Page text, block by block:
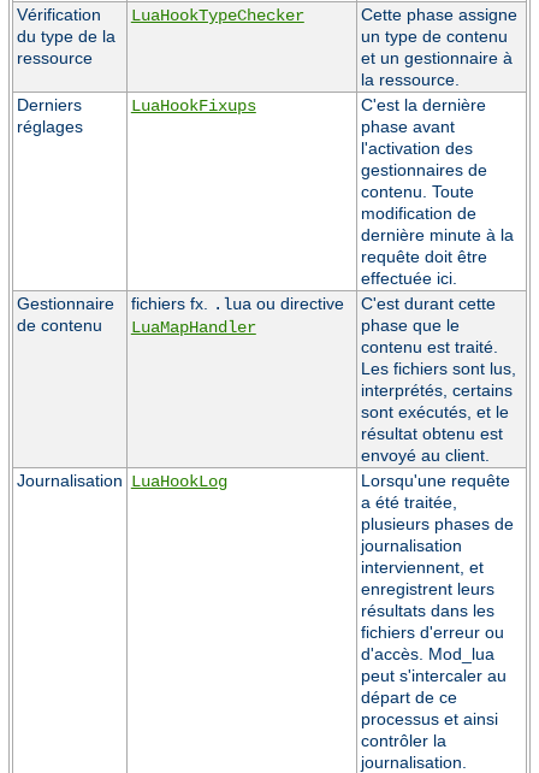
Vérification
du type de la
ressource
LuaHookTypeChecker
Cette phase assigne
un type de contenu
et un gestionnaire à
la ressource.
Derniers
réglages
LuaHookFixups
C'est la dernière
phase avant
l'activation des
gestionnaires de
contenu. Toute
modification de
dernière minute à la
requête doit être
effectuée ici.
Gestionnaire
de contenu
fichiers fx. .lua ou directive
LuaMapHandler
C'est durant cette
phase que le
contenu est traité.
Les fichiers sont lus,
interprétés, certains
sont exécutés, et le
résultat obtenu est
envoyé au client.
Journalisation LuaHookLog
Lorsqu'une requête
a été traitée,
plusieurs phases de
journalisation
interviennent, et
enregistrent leurs
résultats dans les
fichiers d'erreur ou
d'accès. Mod_lua
peut s'intercaler au
départ de ce
processus et ainsi
contrôler la
journalisation.